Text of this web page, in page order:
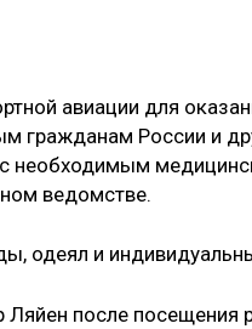
авиации для
России и
необходимым
ведомстве.
одеял и
после посещения